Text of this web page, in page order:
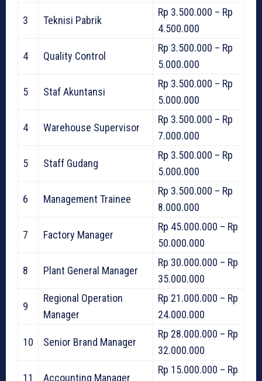
3 Teknisi Pabrik
Rp 3.500.000 – Rp
4.500.000
4 Quality Control
Rp 3.500.000 – Rp
5.000.000
5 Staf Akuntansi
Rp 3.500.000 – Rp
5.000.000
4 Warehouse Supervisor
Rp 3.500.000 – Rp
7.000.000
5 Staff Gudang
Rp 3.500.000 – Rp
5.000.000
6 Management Trainee
Rp 3.500.000 – Rp
8.000.000
7 Factory Manager
Rp 45.000.000 – Rp
50.000.000
8 Plant General Manager
Rp 30.000.000 – Rp
35.000.000
9
Regional Operation
Manager
Rp 21.000.000 – Rp
24.000.000
10 Senior Brand Manager
Rp 28.000.000 – Rp
32.000.000
11 Accounting Manager
Rp 15.000.000 – Rp